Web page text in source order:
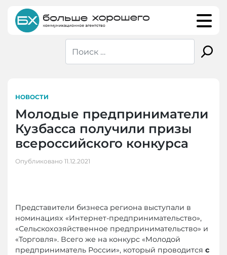
content
НОВОСТИ
Молодые предприниматели
Кузбасса получили призы
всероссийского конкурса
Опубликовано 11.12.2021
Представители бизнеса региона выступали в
номинациях «Интернет-предпринимательство»,
«Сельскохозяйственное предпринимательство» и
«Торговля». Всего же на конкурс «Молодой
предприниматель России», который проводится с